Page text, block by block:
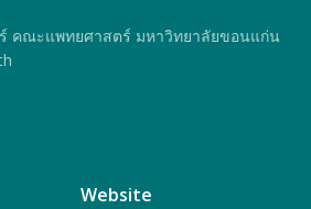
คณะแพทยศาสตร์ มหาวิทยาลัยขอนแก่น
Website